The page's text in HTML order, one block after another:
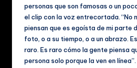
personas que son famosas o un
el clip con la voz entrecortada. “No
piensan que es egoísta de mi parte
foto, o a su tiempo, o a un abrazo.
raro. Es raro cómo la gente piensa
persona solo porque la ven en línea”.